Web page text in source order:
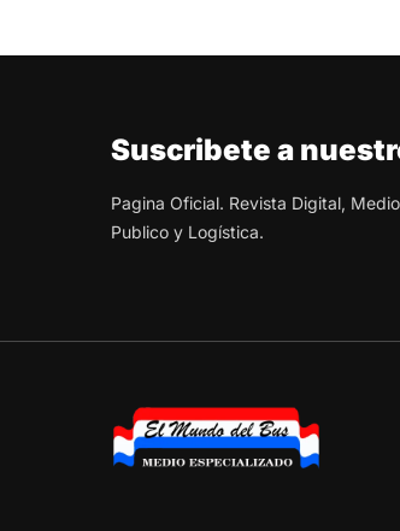
Suscribete a
Pagina Oficial. Revista Digital,
Publico y Logística.